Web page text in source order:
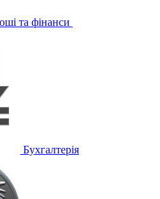
та фінанси
Бухгалтерія